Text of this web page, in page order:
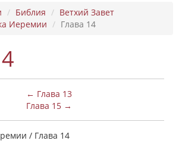
Библия
Ветхий Завет
Иеремии
Глава 14
← Глава 13
Глава 15 →
/ Глава 14